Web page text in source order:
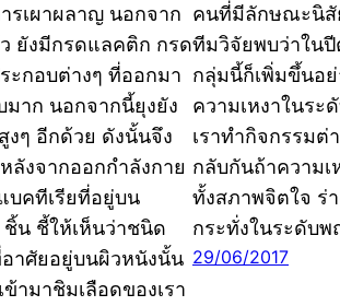
รเผาผลาญ นอกจาก
ยังมีกรดแลคติก กรด
ะกอบต่างๆ ที่ออกมา
าก นอกจากนี้ยุงยัง
ๆ อีกด้วย ดังนั้นจึง
ลังจากออกกำลังกาย
คทีเรียที่อยู่บน
น ชี้ให้เห็นว่าชนิด
าศัยอยู่บนผิวหนังนั้น
ามาชิมเลือดของเรา
คนที่มีลักษณะนิสั
ทีมวิจัยพบว่าในปี
กลุ่มนี้ก็เพิ่มขึ้นอ
ความเหงาในระ
เราทำกิจกรรมต่
กลับกันถ้าความเ
ทั้งสภาพจิตใจ ร่
กระทั่งในระดับ
29/06/2017